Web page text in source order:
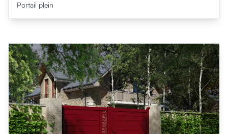
Portail plein